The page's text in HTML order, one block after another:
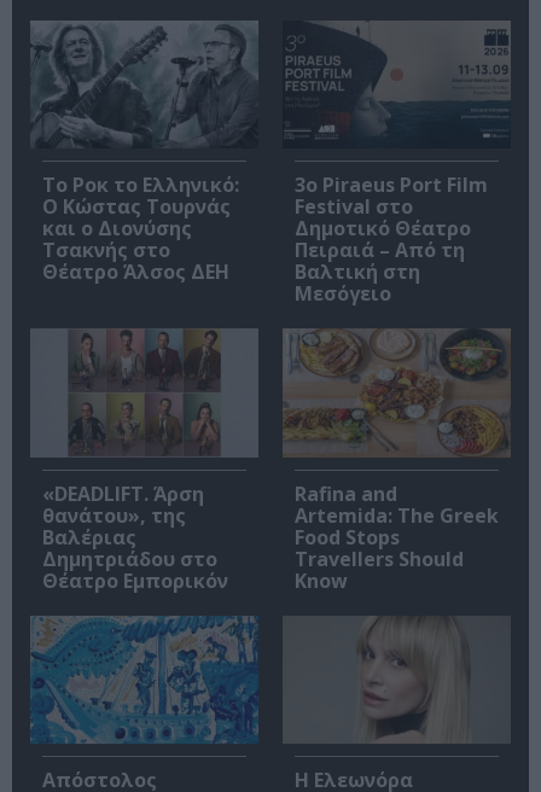
Το Ροκ το Ελληνικό:
Ο Κώστας Τουρνάς
και ο Διονύσης
Τσακνής στο
Θέατρο Άλσος ΔΕΗ
3o Piraeus Port Film
Festival στο
Δημοτικό Θέατρο
Πειραιά – Από τη
Βαλτική στη
Μεσόγειο
«DEADLIFT. Άρση
θανάτου», της
Βαλέριας
Δημητριάδου στο
Θέατρο Εμπορικόν
Rafina and
Artemida: The Greek
Food Stops
Travellers Should
Know
Απόστολος
Η Ελεωνόρα